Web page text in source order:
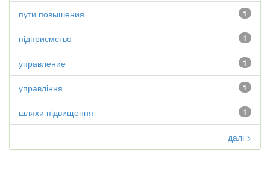
1
пути повышения
1
підприємство
1
управление
1
управління
1
шляхи підвищення
далі >